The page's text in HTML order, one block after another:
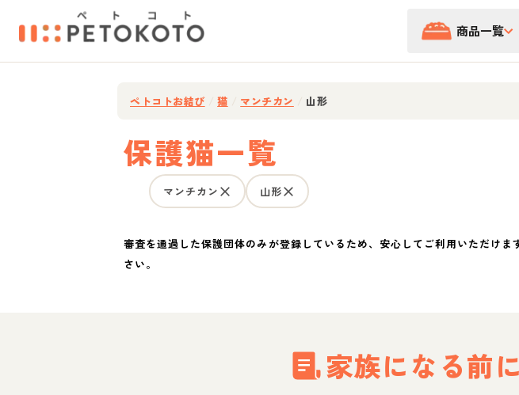
商品一覧
ペトコトお結び 猫 マンチカン 山形
保護猫一覧
マンチカン 山形
審査を通過した保護団体のみが登録しているため、安心してご利用いただけ
さい。
家族になる前